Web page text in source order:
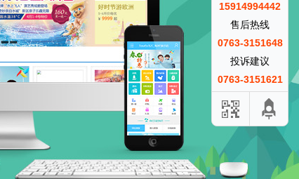
15914994442
售后热线
0763-3151648
投诉建议
0763-3151621